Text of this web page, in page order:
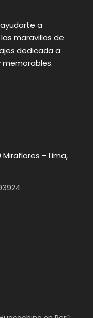
ayudarte a
maravillas de
dedicada a
memorables.
Miraflores – Lima,